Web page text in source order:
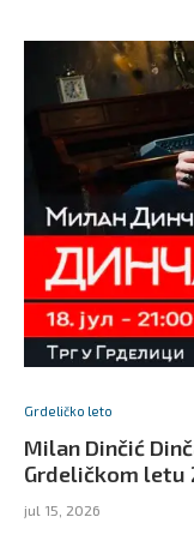
Grdeličko leto
Milan Dinčić
Grdeličkom letu
jul 15, 2026